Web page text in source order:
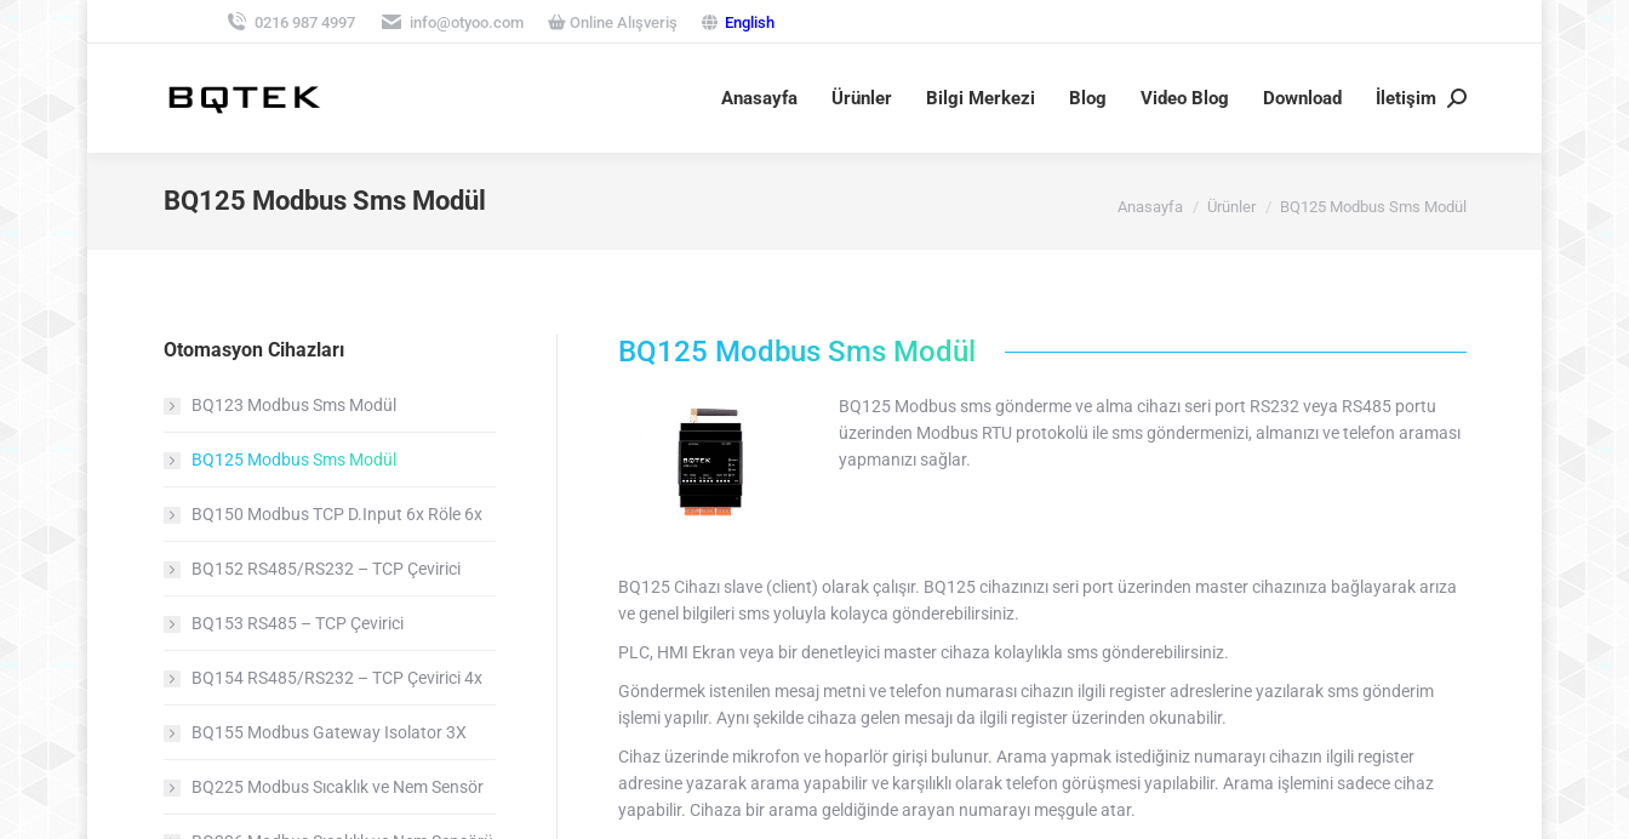
0216 987 4997 info@otyoo.com Online Alışveriş English
Anasayfa Ürünler Bilgi Merkezi Blog Video Blog Download İletişim Search:
BQ125 Modbus Sms Modül Anasayfa Ürünler BQ125 Modbus Sms Modül
BQ125 Modbus Sms Modül
BQ125 Modbus sms gönderme ve alma cihazı seri port RS232 veya RS485 portu
üzerinden Modbus RTU protokolü ile sms göndermenizi, almanızı ve telefon araması
yapmanızı sağlar.
BQ125 Cihazı slave (client) olarak çalışır. BQ125 cihazınızı seri port üzerinden master cihazınıza bağlayarak arıza
ve genel bilgileri sms yoluyla kolayca gönderebilirsiniz.
PLC, HMI Ekran veya bir denetleyici master cihaza kolaylıkla sms gönderebilirsiniz.
Göndermek istenilen mesaj metni ve telefon numarası cihazın ilgili register adreslerine yazılarak sms gönderim
işlemi yapılır. Aynı şekilde cihaza gelen mesajı da ilgili register üzerinden okunabilir.
Cihaz üzerinde mikrofon ve hoparlör girişi bulunur. Arama yapmak istediğiniz numarayı cihazın ilgili register
adresine yazarak arama yapabilir ve karşılıklı olarak telefon görüşmesi yapılabilir. Arama işlemini sadece cihaz
yapabilir. Cihaza bir arama geldiğinde arayan numarayı meşgule atar.
Otomasyon Cihazları
BQ123 Modbus Sms Modül
BQ125 Modbus Sms Modül
BQ150 Modbus TCP D.Input 6x Röle 6x
BQ152 RS485/RS232 – TCP Çevirici
BQ153 RS485 – TCP Çevirici
BQ154 RS485/RS232 – TCP Çevirici 4x
BQ155 Modbus Gateway Isolator 3X
BQ225 Modbus Sıcaklık ve Nem Sensör